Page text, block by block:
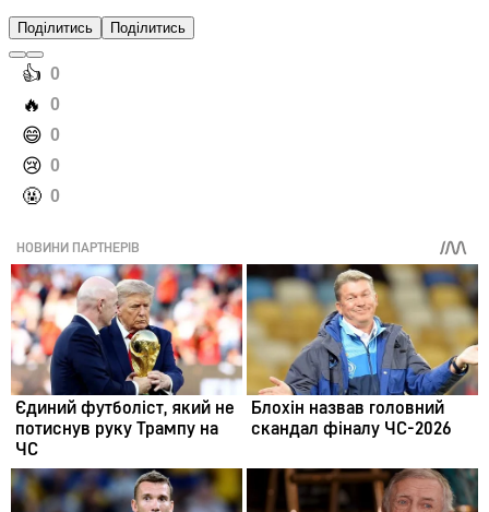
Поділитись Поділитись
️👍 0
️🔥 0
️😄 0
️😢 0
️🤬 0